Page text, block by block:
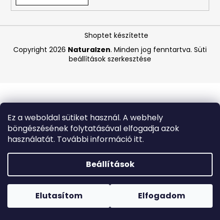
Ez a weboldal sütiket használ. A webhely
böngészésének folytatásával elfogadja azok
használatát. További információ itt.
Beállítások
Elutasítom Elfogadom
Forró napokon nem javasoljuk a csomagautomatákba
történő kézbesítést. A magas hőmérsékletre érzékeny
termékek átvételkor nem biztos, hogy optimális állapotban
A
á
u
k
BEAUTY
OF
JOSEON
NAPVÉDŐVEL
ÉS
GINSENGGEL,
50+
Shoptet készítette
Copyright 2026 Naturalzen. Minden jog fenntartva. Süti
beállítások szerkesztése